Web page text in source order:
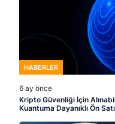
HABERLER
6 ay önce
Kripto Güvenliği İçin
Kuantuma Dayanıklı Ön